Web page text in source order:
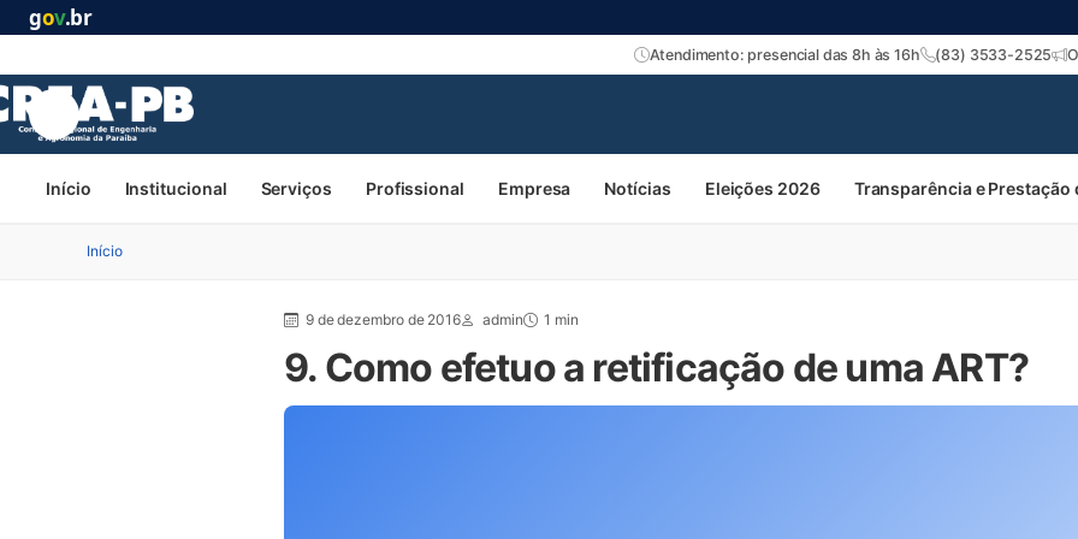
gov.br
Atendimento: presencial das 8h às 16h (83) 3533-2525
Início Institucional Serviços Profissional Empresa Notícias Eleições 2026 Transparência e Prestação
Início
9 de dezembro de 2016 admin 1 min
9. Como efetuo a retificação de uma ART?